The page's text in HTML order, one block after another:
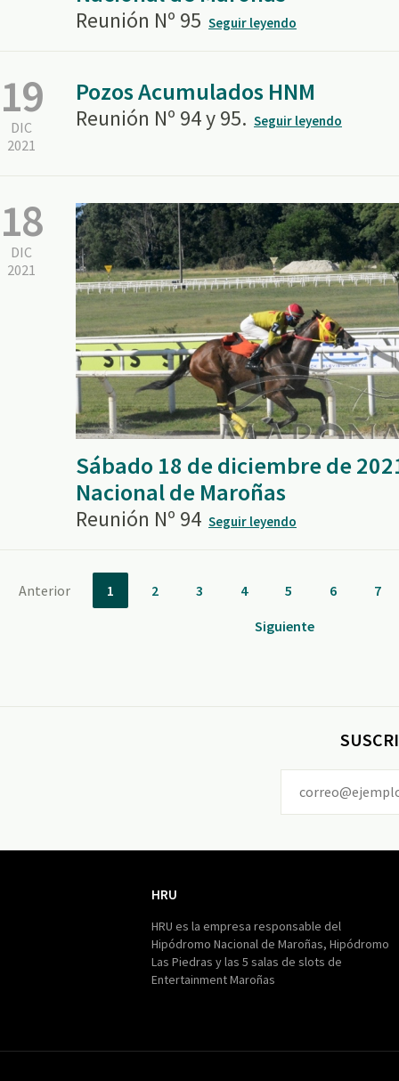
Reunión Nº 95 Seguir leyendo
19
DIC
2021
Pozos Acumulados HNM
Reunión Nº 94 y 95. Seguir leyendo
18
DIC
2021
Sábado 18 de diciembre de
Nacional de Maroñas
Reunión Nº 94 Seguir leyendo
Anterior 1 2 3 4 5 6
7
Siguiente
HRU
HRU es la empresa responsable del
Hipódromo Nacional de Maroñas, Hipódromo
Las Piedras y las 5 salas de slots de
Entertainment Maroñas